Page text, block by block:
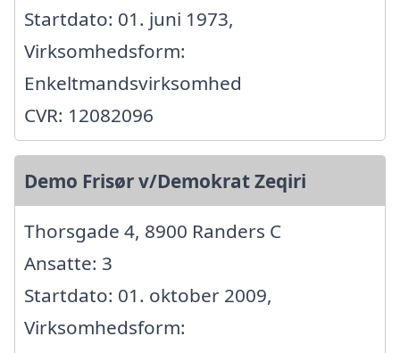
Startdato: 01. juni 1973,
Virksomhedsform:
Enkeltmandsvirksomhed
CVR: 12082096
Demo Frisør v/Demokrat Zeqiri
Thorsgade 4, 8900 Randers C
Ansatte: 3
Startdato: 01. oktober 2009,
Virksomhedsform: